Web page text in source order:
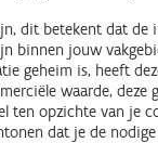
dit betekent dat de
binnen jouw
geheim is, heeft
waarde, deze
ten opzichte van je
dat je de